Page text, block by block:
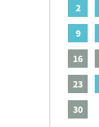
2
9
16
23
30